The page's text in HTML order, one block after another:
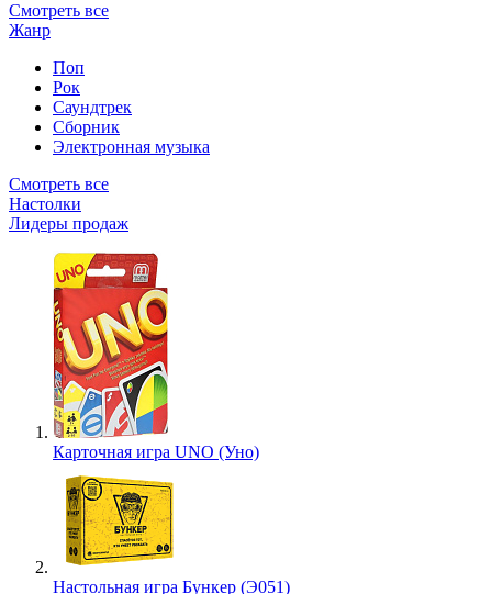
Смотреть все
Жанр
Поп
Рок
Саундтрек
Сборник
Электронная музыка
Смотреть все
Настолки
Лидеры продаж
Карточная игра UNO (Уно)
Настольная игра Бункер (Э051)